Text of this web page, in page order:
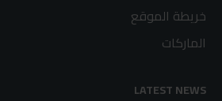
خريطة الموقع
الماركات
LATEST NEWS